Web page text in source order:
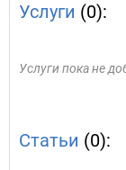
Услуги (0):
Услуги пока не
Статьи (0):